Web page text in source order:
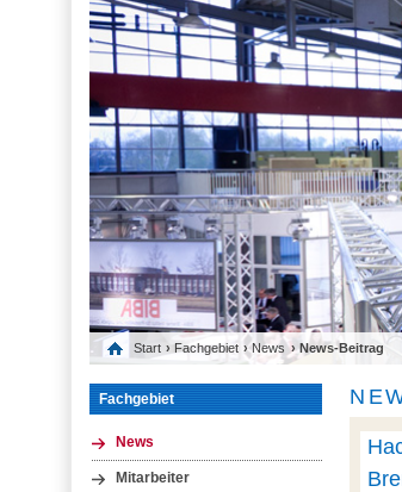
Start › Fachgebiet ›News › News-Beitrag
Fachgebiet
News
Mitarbeiter